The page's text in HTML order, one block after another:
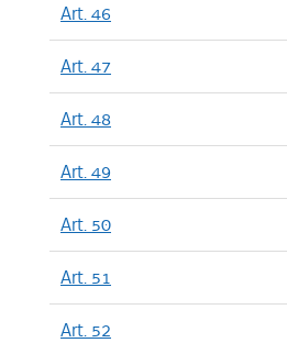
Art. 46
Art. 47
Art. 48
Art. 49
Art. 50
Art. 51
Art. 52